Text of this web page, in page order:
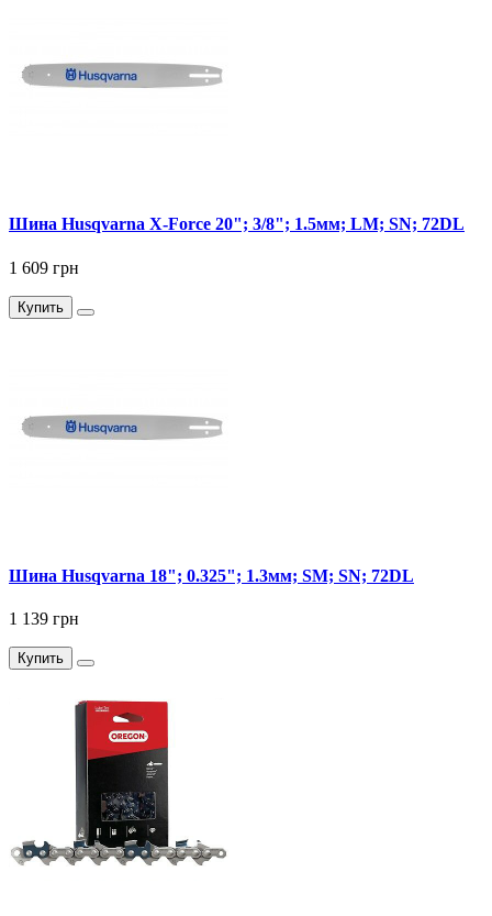
Шина Husqvarna X-Force 20"; 3/8"; 1.5мм; LM; SN; 72DL
1 609 грн
Купить
Шина Husqvarna 18"; 0.325"; 1.3мм; SM; SN; 72DL
1 139 грн
Купить